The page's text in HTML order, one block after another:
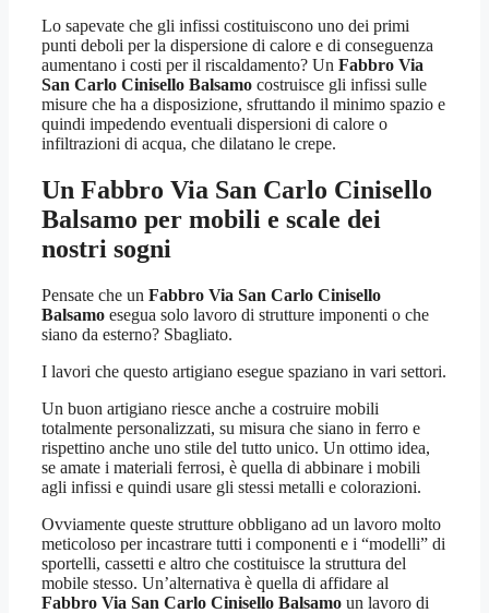
Lo sapevate che gli infissi costituiscono uno dei primi
punti deboli per la dispersione di calore e di conseguenza
aumentano i costi per il riscaldamento? Un Fabbro Via
San Carlo Cinisello Balsamo costruisce gli infissi sulle
misure che ha a disposizione, sfruttando il minimo spazio e
quindi impedendo eventuali dispersioni di calore o
infiltrazioni di acqua, che dilatano le crepe.
Un Fabbro Via San Carlo Cinisello
Balsamo per mobili e scale dei
nostri sogni
Pensate che un Fabbro Via San Carlo Cinisello
Balsamo esegua solo lavoro di strutture imponenti o che
siano da esterno? Sbagliato.
I lavori che questo artigiano esegue spaziano in vari settori.
Un buon artigiano riesce anche a costruire mobili
totalmente personalizzati, su misura che siano in ferro e
rispettino anche uno stile del tutto unico. Un ottimo idea,
se amate i materiali ferrosi, è quella di abbinare i mobili
agli infissi e quindi usare gli stessi metalli e colorazioni.
Ovviamente queste strutture obbligano ad un lavoro molto
meticoloso per incastrare tutti i componenti e i “modelli” di
sportelli, cassetti e altro che costituisce la struttura del
mobile stesso. Un’alternativa è quella di affidare al
Fabbro Via San Carlo Cinisello Balsamo un lavoro di